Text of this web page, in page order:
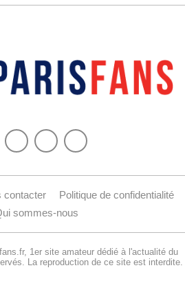
contacter
Politique de confidentialité
sommes-nous
1er site amateur dédié à l'actualité du
La reproduction de ce site est interdite.